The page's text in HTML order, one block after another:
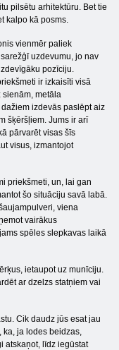
pilsētu arhitektūru. Bet tie
kalpo kā posms.
vienmēr paliek
uzdevumu, jo nav
pozīciju.
ir izkaisīti visā
sienām, metāla
izdevās paslēpt aiz
šķēršļiem. Jums ir arī
pārvarēt visas šīs
visus, izmantojot
priekšmeti, un, lai gan
šo situāciju savā labā.
viena
vairākus
spēles slepkavas laikā
ietaupot uz munīciju.
ar dzelzs statņiem vai
Cik daudz jūs esat jau
ka, ja lodes beidzas,
atskaņot, līdz iegūstat